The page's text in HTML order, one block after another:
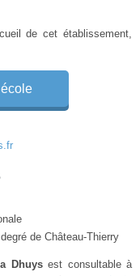
de cet établissement,
de Château-Thierry
Dhuysest consultable à